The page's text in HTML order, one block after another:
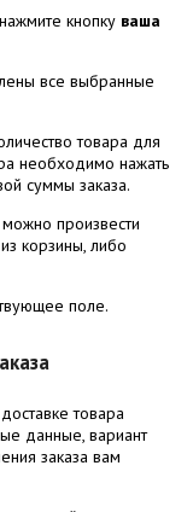
кнопку ваша
все выбранные
товара для
необходимо нажать
суммы заказа.
произвести
корзины, либо
поле.
товара
данные, вариант
заказа вам